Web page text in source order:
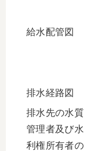
給水配管図
排水経路図
排水先の水質
管理者及び水
利権所有者の